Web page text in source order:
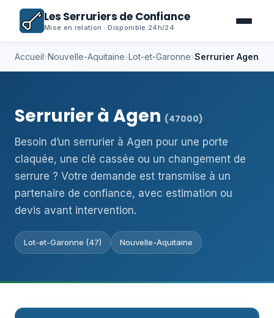
Les Serruriers de Confiance
Mise en relation · Disponible 24h/24
Accueil›Nouvelle-Aquitaine›Lot-et-Garonne›Serrurier Agen
Serrurier à Agen (47000)
Besoin d’un serrurier à Agen pour une porte
claquée, une clé cassée ou un changement de
serrure ? Votre demande est transmise à un
partenaire de confiance, avec estimation ou
devis avant intervention.
Lot-et-Garonne (47) Nouvelle-Aquitaine